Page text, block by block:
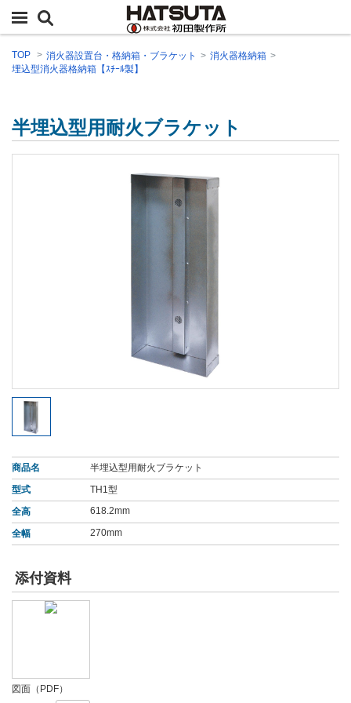
TOP 消火器設置台・格納箱・ブラケット
消火器格納箱
埋込型消火器格納箱【ｽﾁｰﾙ製】
半埋込型用耐火ブラケット
商品名
半埋込型用耐火ブラケット
型式
TH1型
全高
618.2mm
全幅 270mm
添付資料
図面（PDF）